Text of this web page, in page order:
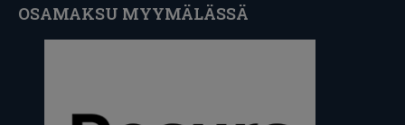
OSAMAKSU MYYMÄLÄSSÄ